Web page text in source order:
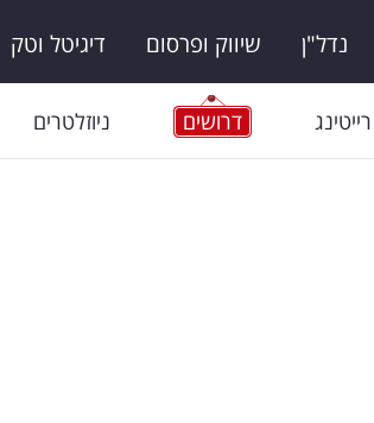
נדל"ן שיווק ופרסום דיגיטל וטק
רייטינג דרושים ניוזלטרים